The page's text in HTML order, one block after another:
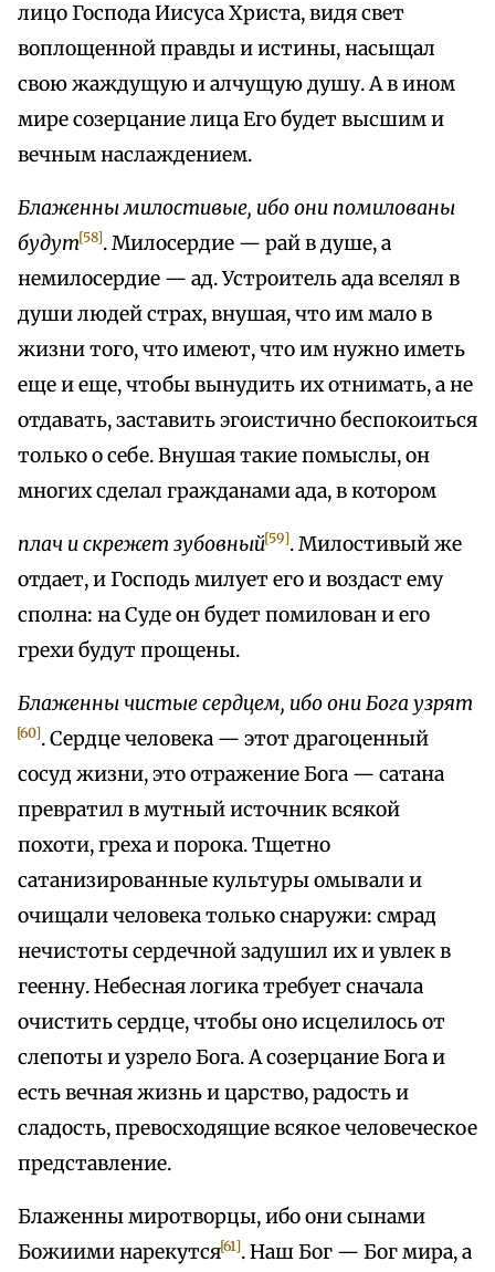
лицо Господа Иисуса Христа, видя свет
воплощенной правды и истины, насыщал
свою жаждущую и алчущую душу. А в ином
мире созерцание лица Его будет высшим и
вечным наслаждением.
Блаженны милостивые, ибо они помилованы
будут[58]. Милосердие — рай в душе, а
немилосердие — ад. Устроитель ада вселял в
души людей страх, внушая, что им мало в
жизни того, что имеют, что им нужно иметь
еще и еще, чтобы вынудить их отнимать, а не
отдавать, заставить эгоистично беспокоиться
только о себе. Внушая такие помыслы, он
многих сделал гражданами ада, в котором
плач и скрежет зубовный[59]. Милостивый же
отдает, и Господь милует его и воздаст ему
сполна: на Суде он будет помилован и его
грехи будут прощены.
Блаженны чистые сердцем, ибо они Бога узрят
[60]. Сердце человека — этот драгоценный
сосуд жизни, это отражение Бога — сатана
превратил в мутный источник всякой
похоти, греха и порока. Тщетно
сатанизированные культуры омывали и
очищали человека только снаружи: смрад
нечистоты сердечной задушил их и увлек в
геенну. Небесная логика требует сначала
очистить сердце, чтобы оно исцелилось от
слепоты и узрело Бога. А созерцание Бога и
есть вечная жизнь и царство, радость и
сладость, превосходящие всякое человеческое
представление.
Блаженны миротворцы, ибо они сынами
Божиими нарекутся[61]. Наш Бог — Бог мира, а